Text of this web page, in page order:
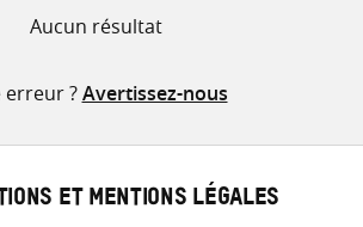
Aucun résultat
erreur ?Avertissez-nous
ET MENTIONS LÉGALES